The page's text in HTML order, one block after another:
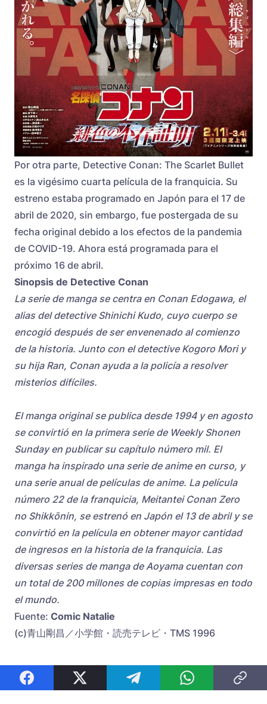
Por otra parte, Detective Conan: The Scarlet Bullet
es la vigésimo cuarta película de la franquicia. Su
estreno estaba programado en Japón para el 17 de
abril de 2020, sin embargo, fue postergada de su
fecha original debido a los efectos de la pandemia
de COVID-19. Ahora está programada para el
próximo 16 de abril.
Sinopsis de Detective Conan
La serie de manga se centra en Conan Edogawa, el
alias del detective Shinichi Kudo, cuyo cuerpo se
encogió después de ser envenenado al comienzo
de la historia. Junto con el detective Kogoro Mori y
su hija Ran, Conan ayuda a la policía a resolver
misterios difíciles.
El manga original se publica desde 1994 y en agosto
se convirtió en la primera serie de Weekly Shonen
Sunday en publicar su capítulo número mil. El
manga ha inspirado una serie de anime en curso, y
una serie anual de películas de anime. La película
número 22 de la franquicia, Meitantei Conan Zero
no Shikkōnin, se estrenó en Japón el 13 de abril y se
convirtió en la película en obtener mayor cantidad
de ingresos en la historia de la franquicia. Las
diversas series de manga de Aoyama cuentan con
un total de 200 millones de copias impresas en todo
el mundo.
Fuente: Comic Natalie
(c)青山剛昌／小学館・読売テレビ・TMS 1996